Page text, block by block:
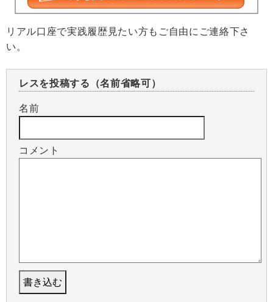
リアル口座で実践履歴見たい方もご自由にご連絡下さ
い。
レスを投稿する（名前省略可）
名前
コメント